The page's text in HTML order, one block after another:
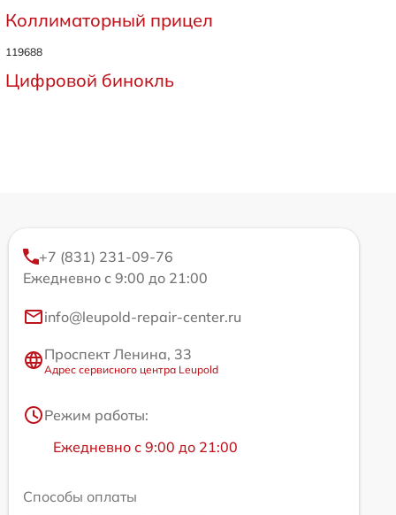
Коллиматорный прицел
119688
Цифровой бинокль
+7 (831) 231-09-76
Ежедневно с 9:00 до 21:00
info@leupold-repair-center.ru
Проспект Ленина, 33
Адрес сервисного центра Leupold
Режим работы:
Ежедневно с 9:00 до 21:00
Способы оплаты